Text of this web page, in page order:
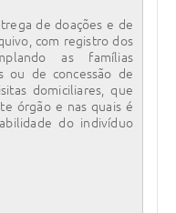
de doações e de
com registro dos
as famílias
ou de concessão de
domiciliares, que
órgão e nas quais é
do indivíduo